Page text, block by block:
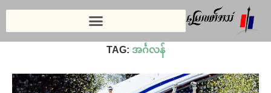
TAG: အင်္ဂလန်